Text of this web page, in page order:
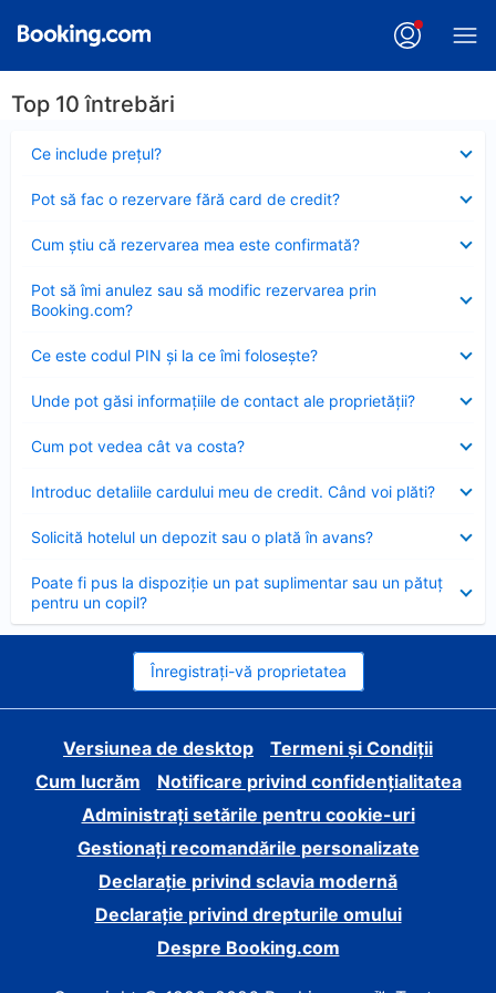
Top 10 întrebări
Ce include preţul?
închis
Pot să fac o rezervare fără card de credit?
închis
Cum ştiu că rezervarea mea este confirmată?
închis
Pot să îmi anulez sau să modific rezervarea prin
Booking.com?
închis
Ce este codul PIN şi la ce îmi foloseşte?
închis
Unde pot găsi informațiile de contact ale proprietății?
închis
Cum pot vedea cât va costa?
închis
Introduc detaliile cardului meu de credit. Când voi plăti?
închis
Solicită hotelul un depozit sau o plată în avans?
închis
Poate fi pus la dispoziție un pat suplimentar sau un pătuț
pentru un copil?
închis
Înregistrați-vă proprietatea
Versiunea de desktop
Termeni și Condiții
Cum lucrăm
Notificare privind confidențialitatea
Administrați setările pentru cookie-uri
Gestionați recomandările personalizate
Declarație privind sclavia modernă
Declarație privind drepturile omului
Despre Booking.com